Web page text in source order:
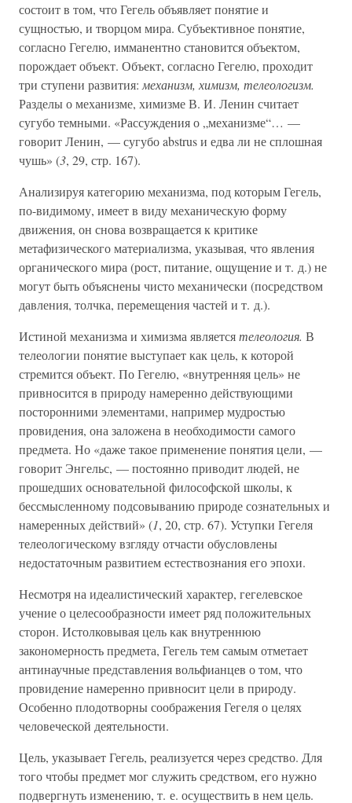
состоит в том, что Гегель объявляет понятие и
сущностью, и творцом мира. Субъективное понятие,
согласно Гегелю, имманентно становится объектом,
порождает объект. Объект, согласно Гегелю, проходит
три ступени развития: механизм, химизм, телеологизм.
Разделы о механизме, химизме В. И. Ленин считает
сугубо темными. «Рассуждения о „механизме“… —
говорит Ленин, — сугубо abstrus и едва ли не сплошная
чушь» (3, 29, стр. 167).
Анализируя категорию механизма, под которым Гегель,
по-видимому, имеет в виду механическую форму
движения, он снова возвращается к критике
метафизического материализма, указывая, что явления
органического мира (рост, питание, ощущение и т. д.) не
могут быть объяснены чисто механически (посредством
давления, толчка, перемещения частей и т. д.).
Истиной механизма и химизма являетсятелеология. В
телеологии понятие выступает как цель, к которой
стремится объект. По Гегелю, «внутренняя цель» не
привносится в природу намеренно действующими
посторонними элементами, например мудростью
провидения, она заложена в необходимости самого
предмета. Но «даже такое применение понятия цели, —
говорит Энгельс, — постоянно приводит людей, не
прошедших основательной философской школы, к
бессмысленному подсовыванию природе сознательных и
намеренных действий» (1, 20, стр. 67). Уступки Гегеля
телеологическому взгляду отчасти обусловлены
недостаточным развитием естествознания его эпохи.
Несмотря на идеалистический характер, гегелевское
учение о целесообразности имеет ряд положительных
сторон. Истолковывая цель как внутреннюю
закономерность предмета, Гегель тем самым отметает
антинаучные представления вольфианцев о том, что
провидение намеренно привносит цели в природу.
Особенно плодотворны соображения Гегеля о целях
человеческой деятельности.
Цель, указывает Гегель, реализуется через средство. Для
того чтобы предмет мог служить средством, его нужно
подвергнуть изменению, т. е. осуществить в нем цель.